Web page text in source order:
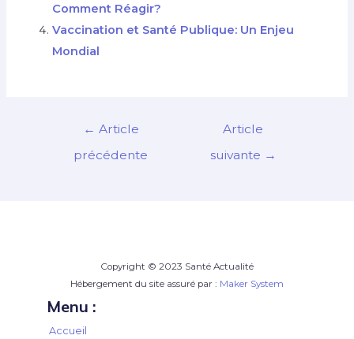
Comment Réagir?
Vaccination et Santé Publique: Un Enjeu
Mondial
Navigation
l’article
← Article
précédente
Article
suivante →
Copyright © 2023 Santé Actualité
Hébergement du site assuré par : Maker System
Menu :
Accueil